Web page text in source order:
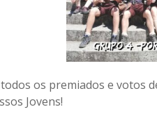
os premiados e votos
Jovens!